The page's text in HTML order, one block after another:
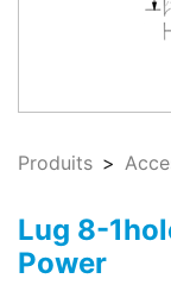
Produits
Lug 8-
Power